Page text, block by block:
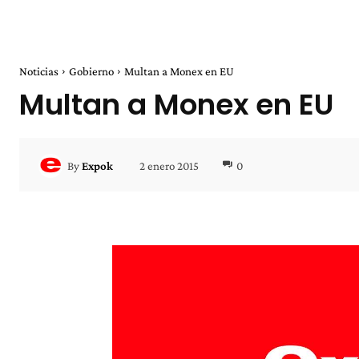
Noticias Gobierno Multan a Monex en EU
Multan a Monex en EU
ByExpok 2 enero 2015 0